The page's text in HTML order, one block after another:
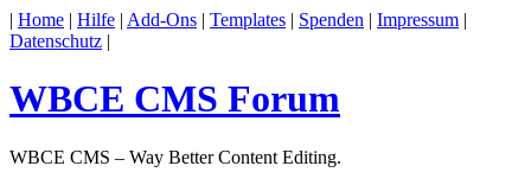
| Home | Hilfe | Add-Ons | Templates | Spenden | Impressum |
Datenschutz |
WBCE CMS Forum
WBCE CMS – Way Better Content Editing.